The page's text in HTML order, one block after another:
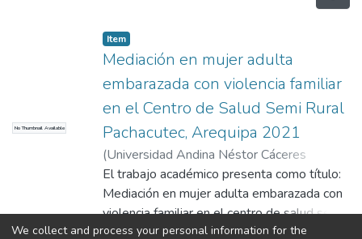
No Thumbnail Available
Item
Mediación en mujer adulta
embarazada con violencia familiar
en el Centro de Salud Semi Rural
Pachacutec, Arequipa 2021
(Universidad Andina Néstor Cáceres
Velásquez,2024)Flores Acra, Carmen
Paula;Universidad Andina Néstor Cáceres
Velásquez
El trabajo académico presenta como título:
Mediación en mujer adulta embarazada con
violencia familiar en el centro de salud semi
rural Pachacútec, Arequipa 2021, el estudio
Show more
We collect and process your personal information for the